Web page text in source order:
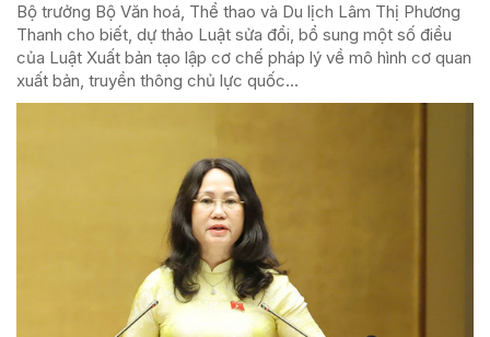
Bộ trưởng Bộ Văn hoá, Thể thao và Du lịch Lâm Thị Phương
Thanh cho biết, dự thảo Luật sửa đổi, bổ sung một số điều
của Luật Xuất bản tạo lập cơ chế pháp lý về mô hình cơ quan
xuất bản, truyền thông chủ lực quốc...